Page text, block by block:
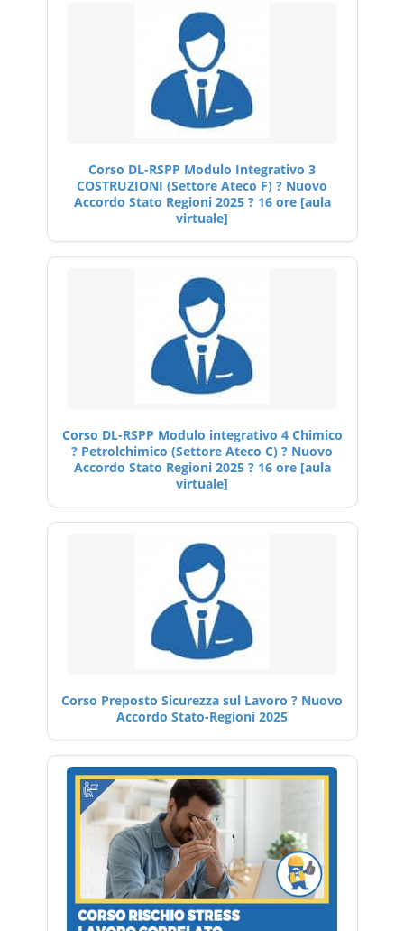
Corso DL-RSPP Modulo Integrativo 3
COSTRUZIONI (Settore Ateco F) ? Nuovo
Accordo Stato Regioni 2025 ? 16 ore [aula
virtuale]
Corso DL-RSPP Modulo integrativo 4 Chimico
? Petrolchimico (Settore Ateco C) ? Nuovo
Accordo Stato Regioni 2025 ? 16 ore [aula
virtuale]
Corso Preposto Sicurezza sul Lavoro ? Nuovo
Accordo Stato-Regioni 2025